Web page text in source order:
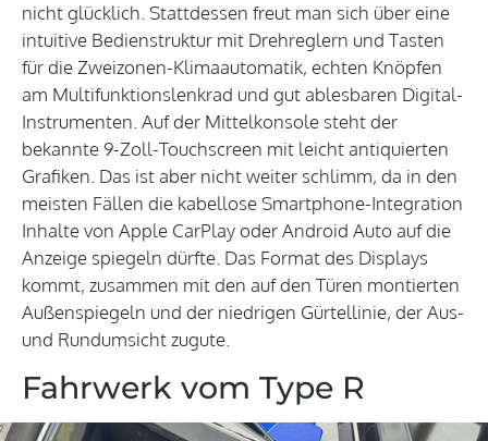
nicht glücklich. Stattdessen freut man sich über eine
intuitive Bedienstruktur mit Drehreglern und Tasten
für die Zweizonen-Klimaautomatik, echten Knöpfen
am Multifunktionslenkrad und gut ablesbaren Digital-
Instrumenten. Auf der Mittelkonsole steht der
bekannte 9-Zoll-Touchscreen mit leicht antiquierten
Grafiken. Das ist aber nicht weiter schlimm, da in den
meisten Fällen die kabellose Smartphone-Integration
Inhalte von Apple CarPlay oder Android Auto auf die
Anzeige spiegeln dürfte. Das Format des Displays
kommt, zusammen mit den auf den Türen montierten
Außenspiegeln und der niedrigen Gürtellinie, der Aus-
und Rundumsicht zugute.
Fahrwerk vom Type R